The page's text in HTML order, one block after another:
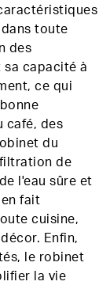
toute
des
sa capacité à
ce qui
café, des
du
de
l'eau sûre et
fait
cuisine,
Enfin,
le robinet
la vie